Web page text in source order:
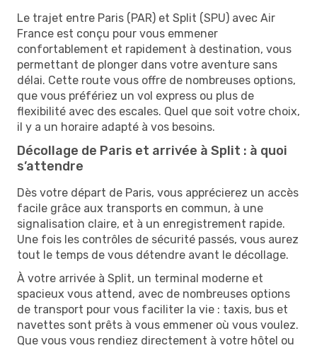
Le trajet entre Paris (PAR) et Split (SPU) avec Air
France est conçu pour vous emmener
confortablement et rapidement à destination, vous
permettant de plonger dans votre aventure sans
délai. Cette route vous offre de nombreuses options,
que vous préfériez un vol express ou plus de
flexibilité avec des escales. Quel que soit votre choix,
il y a un horaire adapté à vos besoins.
Décollage de Paris et arrivée à Split : à quoi
s’attendre
Dès votre départ de Paris, vous apprécierez un accès
facile grâce aux transports en commun, à une
signalisation claire, et à un enregistrement rapide.
Une fois les contrôles de sécurité passés, vous aurez
tout le temps de vous détendre avant le décollage.
À votre arrivée à Split, un terminal moderne et
spacieux vous attend, avec de nombreuses options
de transport pour vous faciliter la vie : taxis, bus et
navettes sont prêts à vous emmener où vous voulez.
Que vous vous rendiez directement à votre hôtel ou